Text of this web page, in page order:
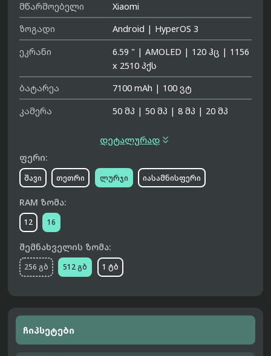
მწარმოებელი
Xiaomi
ზოგადი
Android | HyperOS 3
ეკრანი
6.59 " | AMOLED | 120 ჰც | 1156
x 2510 პქს
ბატარეა
7100 mAh | 100 ვტ
კამერა
50 მპ | 50 მპ | 8 მპ | 20 მპ
დეტალურად 
ფერი:
შავი თეთრი ლურჯი იასამნისფერი
RAM ზომა:
12 16
შემნახველის ზომა:
256 გბ 512 გბ 1 ტბ
ჩიპსეტები